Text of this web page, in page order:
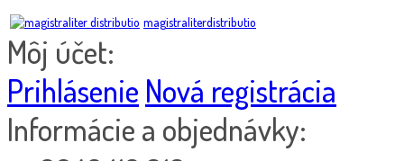
magistraliterdistributio
Môj účet:
Prihlásenie Nová registrácia
Informácie a objednávky: